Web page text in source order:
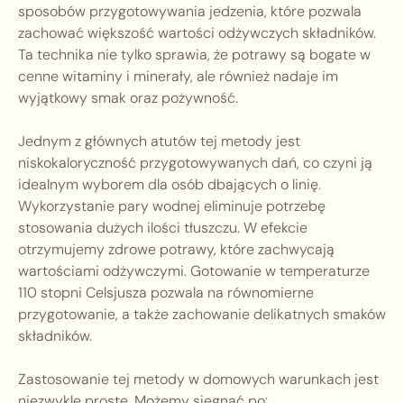
sposobów przygotowywania jedzenia, które pozwala
zachować większość wartości odżywczych składników.
Ta technika nie tylko sprawia, że potrawy są bogate w
cenne witaminy i minerały, ale również nadaje im
wyjątkowy smak oraz pożywność.
Jednym z głównych atutów tej metody jest
niskokaloryczność przygotowywanych dań, co czyni ją
idealnym wyborem dla osób dbających o linię.
Wykorzystanie pary wodnej eliminuje potrzebę
stosowania dużych ilości tłuszczu. W efekcie
otrzymujemy zdrowe potrawy, które zachwycają
wartościami odżywczymi. Gotowanie w temperaturze
110 stopni Celsjusza pozwala na równomierne
przygotowanie, a także zachowanie delikatnych smaków
składników.
Zastosowanie tej metody w domowych warunkach jest